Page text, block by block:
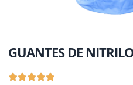
GUANTES DE